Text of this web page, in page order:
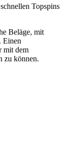
Topspins
Beläge, mit
Einen
mit dem
zu können.